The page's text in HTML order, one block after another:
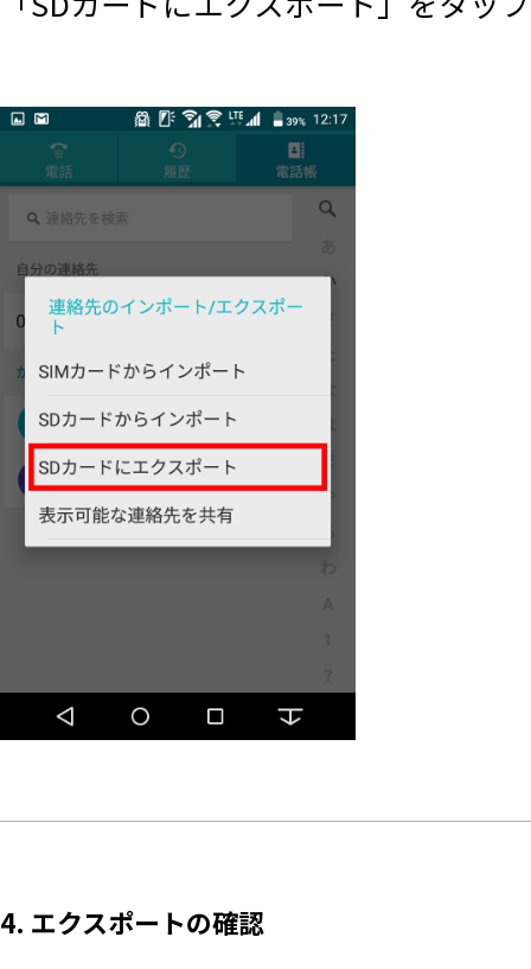
4. エクスポートの確認